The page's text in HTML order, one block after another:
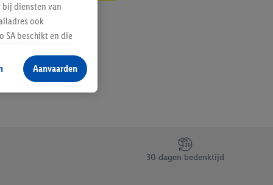
30 dagen bedenktijd
diensten van
ook
SA beschikt en die
producten waarin
voegen, maar het
als er met behulp
Door op
informatie,
Aanvaarden